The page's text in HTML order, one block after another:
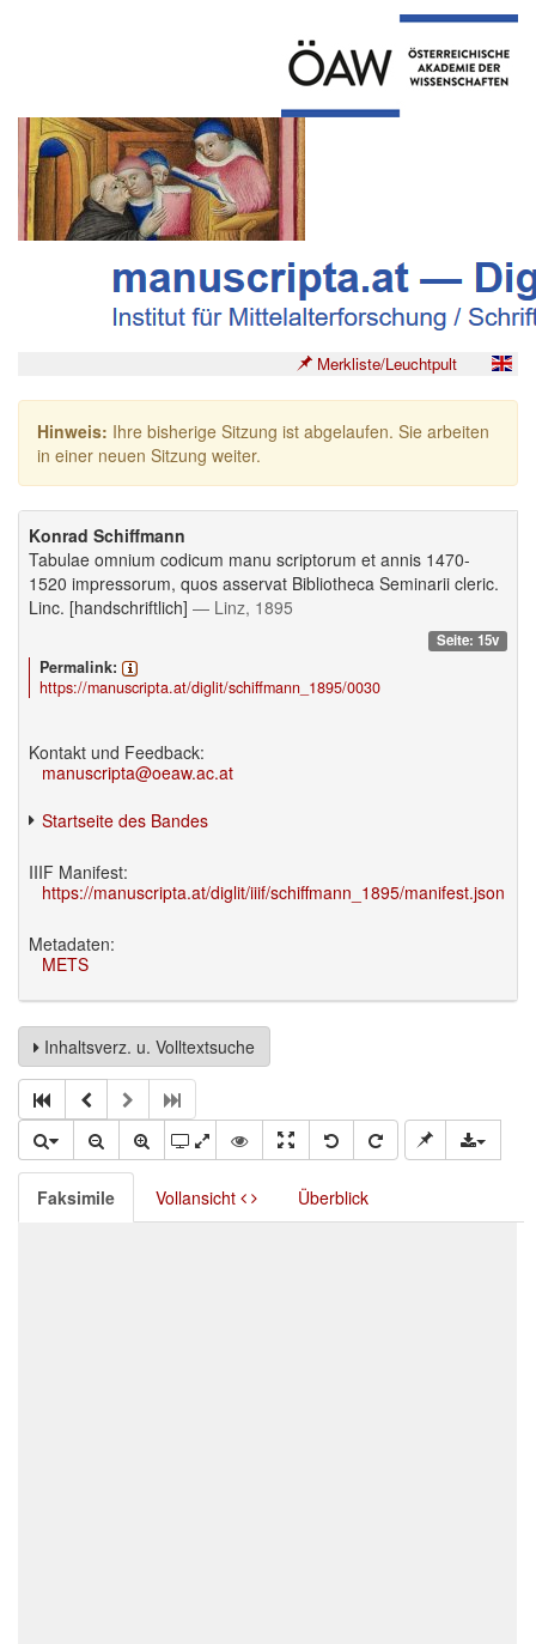
Merkliste/Leuchtpult
Hinweis: Ihre bisherige Sitzung ist abgelaufen. Sie arbeiten
in einer neuen Sitzung weiter.
Konrad Schiffmann
Tabulae omnium codicum manu scriptorum et annis 1470-
1520 impressorum, quos asservat Bibliotheca Seminarii cleric.
Linc. [handschriftlich] — Linz, 1895
Seite: 15v
Permalink:
https://manuscripta.at/diglit/schiffmann_1895/0030
Kontakt und Feedback:
manuscripta@oeaw.ac.at
Startseite des Bandes
IIIF Manifest:
https://manuscripta.at/diglit/iiif/schiffmann_1895/manifest.json
Metadaten:
METS
Inhaltsverz. u. Volltextsuche
Faksimile Vollansicht Überblick